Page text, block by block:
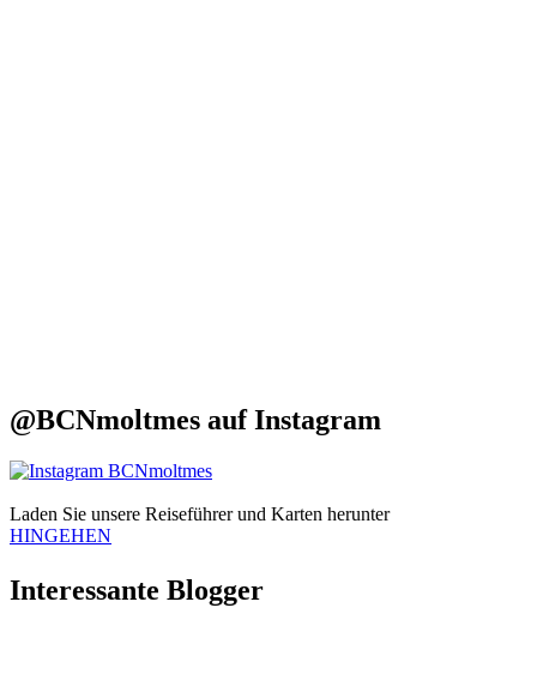
@BCNmoltmes aufInstagram
Laden Sie unsere Reiseführer und Karten herunter
HINGEHEN
Interessante Blogger